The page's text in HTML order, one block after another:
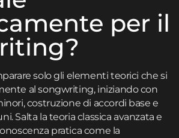
per il
solo gli elementi teorici che si
al songwriting, iniziando con
costruzione di accordi base e
Salta la teoria classica avanzata e
pratica come la